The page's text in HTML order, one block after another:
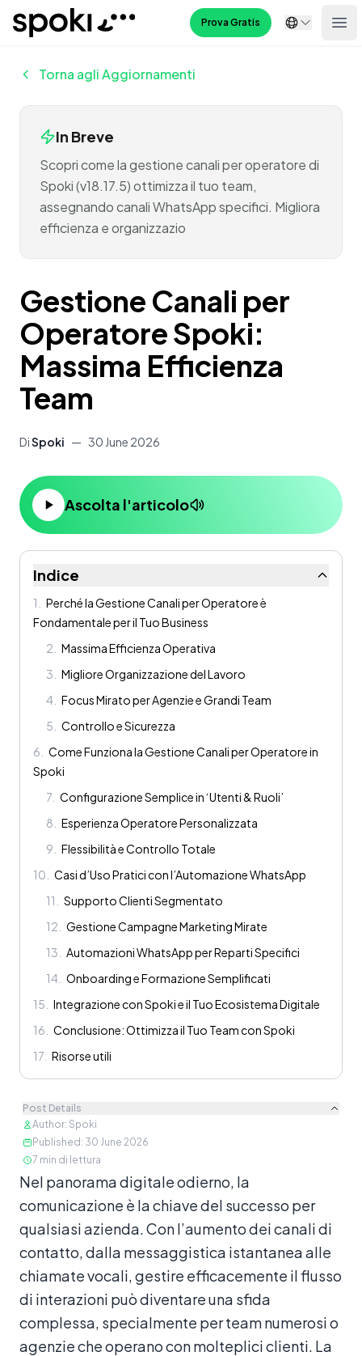
Spoki Prova Gratis
Torna agli Aggiornamenti
In Breve
Scopri come la gestione canali per operatore di
Spoki (v18.17.5) ottimizza il tuo team,
assegnando canali WhatsApp specifici. Migliora
efficienza e organizzazio
Gestione Canali per
Operatore Spoki:
Massima Efficienza
Team
DiSpoki — 30 June 2026
Ascolta l'articolo
Indice
1
Perché la Gestione Canali per Operatore è
Fondamentale per il Tuo Business
2
Massima Efficienza Operativa
3
Migliore Organizzazione del Lavoro
4
Focus Mirato per Agenzie e Grandi Team
5
Controllo e Sicurezza
6
Come Funziona la Gestione Canali per Operatore in
Spoki
7 Configurazione Semplice in ‘Utenti & Ruoli’
8
Esperienza Operatore Personalizzata
9
Flessibilità e Controllo Totale
10
Casi d’Uso Pratici con l’Automazione WhatsApp
11
Supporto Clienti Segmentato
12
Gestione Campagne Marketing Mirate
13
Automazioni WhatsApp per Reparti Specifici
14
Onboarding e Formazione Semplificati
15
Integrazione con Spoki e il Tuo Ecosistema Digitale
16
Conclusione: Ottimizza il Tuo Team con Spoki
17 Risorse utili
Post Details
Author: Spoki
Published : 30 June 2026
7 min di lettura
Contenuto
Nel panorama digitale odierno, la
comunicazione è la chiave del successo per
qualsiasi azienda. Con l’aumento dei canali di
contatto, dalla messaggistica istantanea alle
chiamate vocali, gestire efficacemente il flusso
di interazioni può diventare una sfida
complessa, specialmente per team numerosi o
agenzie che operano con molteplici clienti. La